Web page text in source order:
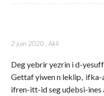
2 juin 2020,Akli
Deg yebrir yezrin i d-
Gettaf yiwen n leklip, ifka-
ifren-itt-id seg uḍebsi-ines